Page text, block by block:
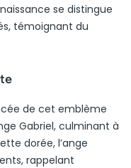
se distingue
témoignant du
de cet emblème
Gabriel, culminant à
dorée, l’ange
rappelant